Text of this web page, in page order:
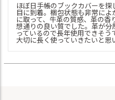
ほぼ日手帳のブックカバーを
目に到着。梱包状態も非常に
に取って、牛革の質感、革の
想通りの良い質でした。革が
っているので長年使用できそう
大切に長く使っていきたいと思